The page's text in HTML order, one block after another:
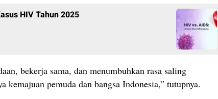
HIV Tahun 2025
bekerja sama, dan menumbuhkan rasa saling
kemajuan pemuda dan bangsa Indonesia,” tutupnya.